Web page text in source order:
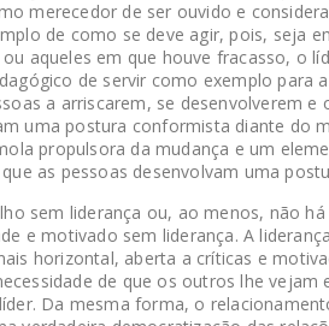
merecedor de ser ouvido e
de como se deve agir, pois, seja
aqueles em que houve fracasso, o
de servir como exemplo para
a arriscarem, se desenvolverem e
uma postura conformista diante do
propulsora da mudança e um
as pessoas desenvolvam uma
sem liderança ou, ao menos, não
e motivado sem liderança. A
horizontal, aberta a críticas e
de que os outros lhe vejam
Da mesma forma, o